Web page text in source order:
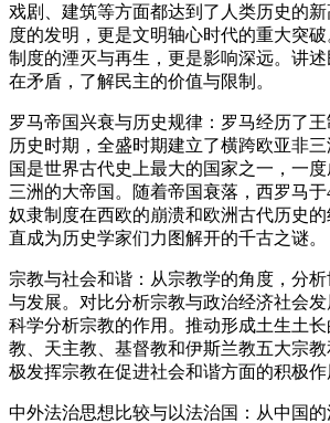
戏剧、建筑等方面都达到了人类历史的
度的发明，更是文明轴心时代的重大突
制度的湮灭与再生，更是影响深远。讲
在矛盾，了解民主的价值与限制。
罗马帝国兴衰与历史规律：罗马经历了
历史时期，全盛时期建立了横跨欧亚非
国是世界古代史上最大的国家之一，一
三洲的大帝国。随着帝国衰落，西罗马
奴隶制度在西欧的崩溃和欧洲古代历史
直成为历史学家们力图解开的千古之谜。
宗教与社会和谐：从宗教学的角度，分
与发展。对比分析宗教与政治经济社会发
科学分析宗教的作用。推动形成土生土
教、天主教、基督教和伊斯兰教五大宗
极发挥宗教在促进社会和谐方面的积极作
中外法治思想比较与以法治国：从中国